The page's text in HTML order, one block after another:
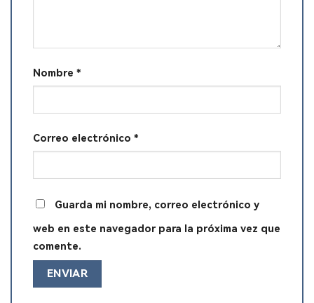
Nombre *
Correo electrónico *
Guarda mi nombre, correo electrónico y
web en este navegador para la próxima vez que
comente.